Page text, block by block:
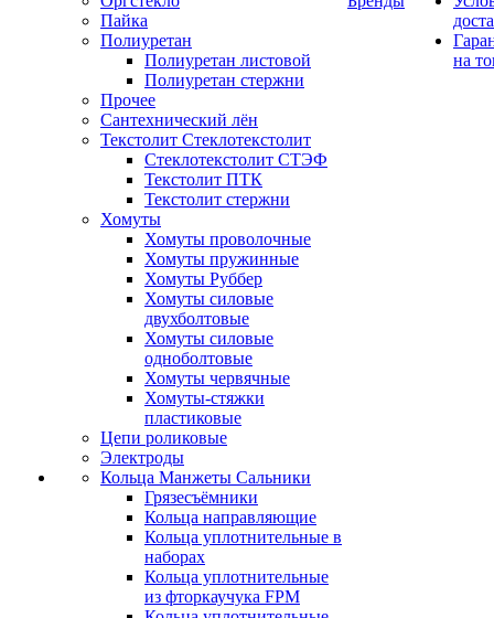
Пайка
Полиуретан
Полиуретан листовой
Полиуретан стержни
Прочее
Сантехнический лён
Текстолит Стеклотекстолит
Стеклотекстолит СТЭФ
Текстолит ПТК
Текстолит стержни
Хомуты
Хомуты проволочные
Хомуты пружинные
Хомуты Руббер
Хомуты силовые
двухболтовые
Хомуты силовые
одноболтовые
Хомуты червячные
Хомуты-стяжки
пластиковые
Цепи роликовые
Электроды
Кольца Манжеты Сальники
Грязесъёмники
Кольца направляющие
Кольца уплотнительные в
наборах
Кольца уплотнительные
из фторкаучука FPM
на